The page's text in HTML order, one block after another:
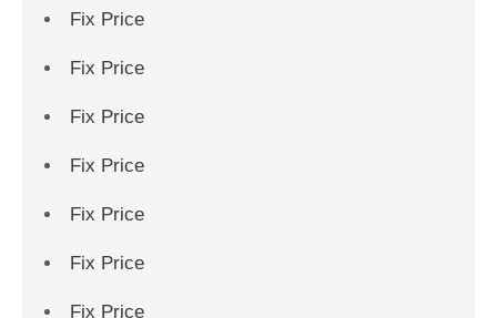
Fix Price
Fix Price
Fix Price
Fix Price
Fix Price
Fix Price
Fix Price